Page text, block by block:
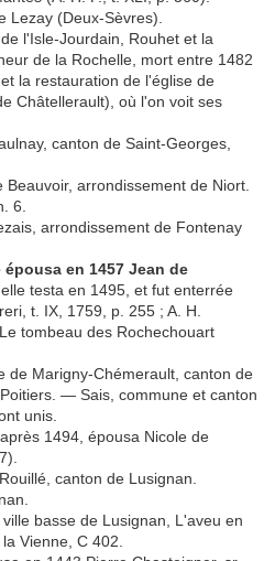
Lezay (Deux-Sèvres).
l'Isle-Jourdain, Rouhet et la
de la Rochelle, mort entre 1482
la restauration de l'église de
Châtellerault), où l'on voit ses
canton de Saint-Georges,
arrondissement de Niort.
6.
arrondissement de Fontenay
en 1457 Jean de
testa en 1495, et fut enterrée
t. IX, 1759, p. 255 ; A. H.
tombeau des Rochechouart
de Marigny-Chémerault, canton de
— Sais, commune et canton
unis.
1494, épousa Nicole de
canton de Lusignan.
basse de Lusignan, L'aveu en
Vienne, C 402.